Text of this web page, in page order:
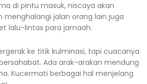
di pintu masuk, niscaya akan
menghalangi jalan orang lain juga
lalu-lintas para jamaah.
ke titik kulminasi, tapi cuacanya
Ada arak-arakan mendung
Kucermati berbagai hal menjelang